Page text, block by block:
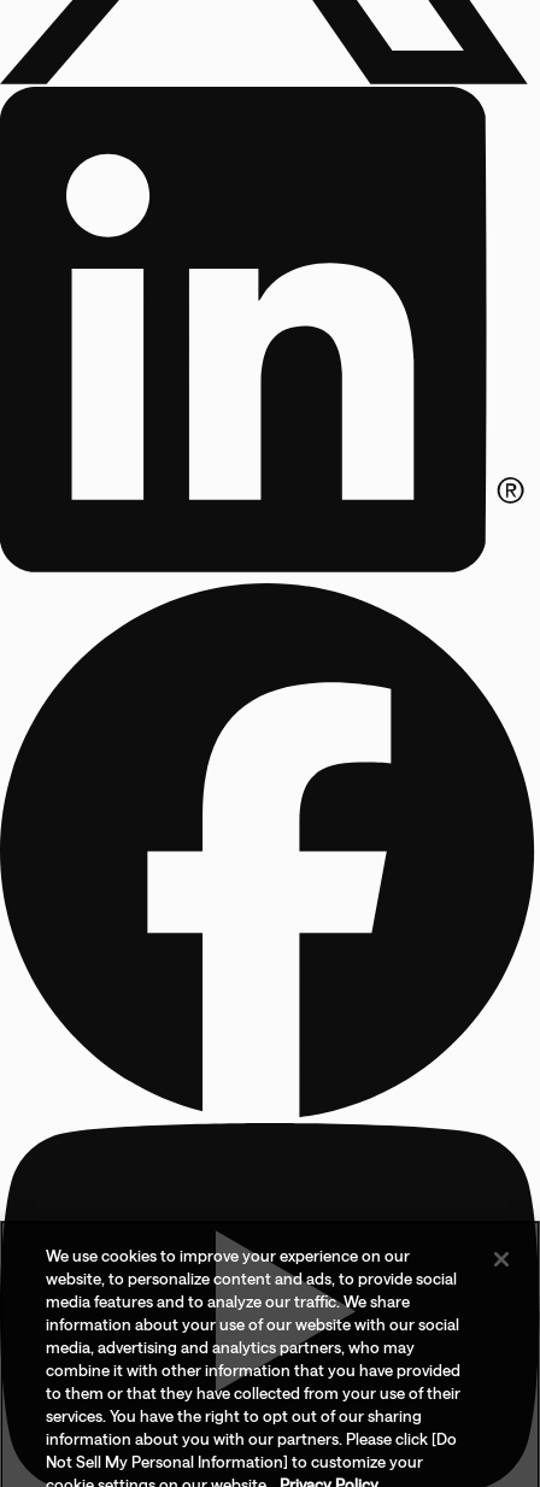
We use cookies to improve your experience on our
website, to personalize content and ads, to provide social
media features and to analyze our traffic. We share
information about your use of our website with our social
media, advertising and analytics partners, who may
combine it with other information that you have provided
to them or that they have collected from your use of their
services. You have the right to opt out of our sharing
information about you with our partners. Please click [Do
Not Sell My Personal Information] to customize your